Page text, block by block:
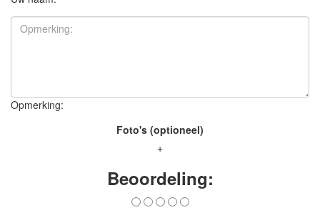
Opmerking:
Foto's (optioneel)
+
Beoordeling: